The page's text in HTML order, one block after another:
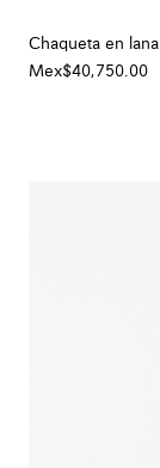
Chaqueta en lana
Mex$40,750.00